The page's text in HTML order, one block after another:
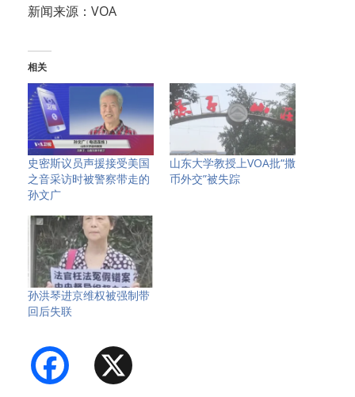
新闻来源：VOA
相关
史密斯议员声援接受美国
之音采访时被警察带走的
孙文广
山东大学教授上VOA批“撒
币外交”被失踪
孙洪琴进京维权被强制带
回后失联
Facebook